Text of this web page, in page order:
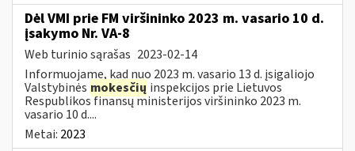
Dėl VMI prie FM viršininko 2023 m. vasario 10 d.
įsakymo Nr. VA-8
Web turinio sąrašas 2023-02-14
Informuojame, kad nuo 2023 m. vasario 13 d. įsigaliojo
Valstybinės mokesčių inspekcijos prie Lietuvos
Respublikos finansų ministerijos viršininko 2023 m.
vasario 10 d....
Metai: 2023